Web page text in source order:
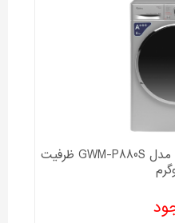
ماشین لباسشویی جی پلاس مدل GWM-P880S ظرفیت